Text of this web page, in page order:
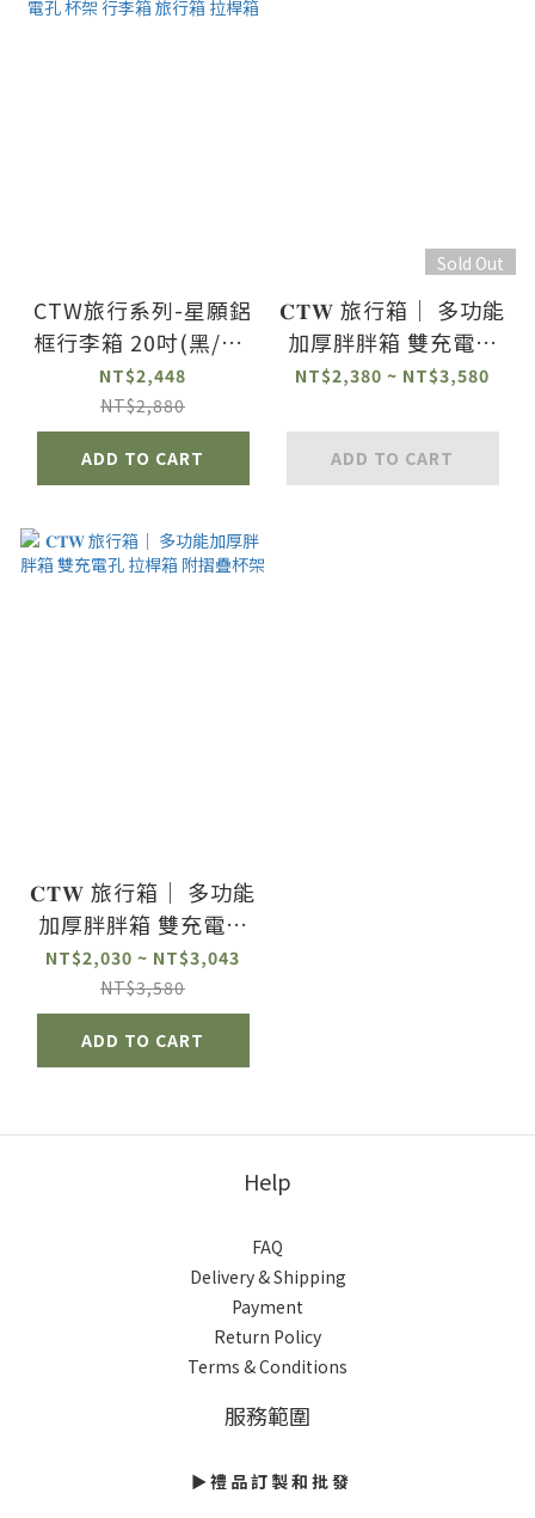
CTW旅行系列-星願鋁
框行李箱 20吋(黑/白)
Type-C+USB雙充電
孔 杯架 行李箱 旅行箱
拉桿箱
NT$2,448
NT$2,880
ADD TO CART
Sold Out
𝐂𝐓𝐖 旅行箱｜ 多功能
加厚胖胖箱 雙充電孔
拉桿箱 附摺疊杯架
NT$2,380 ~ NT$3,580
ADD TO CART
𝐂𝐓𝐖 旅行箱｜ 多功能
加厚胖胖箱 雙充電孔
拉桿箱 附摺疊杯架
NT$2,030 ~ NT$3,043
NT$3,580
ADD TO CART
Help
FAQ
Delivery & Shipping
Payment
Return Policy
Terms & Conditions
服務範圍
► 禮 品 訂 製 和 批 發